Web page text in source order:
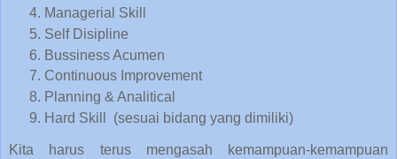
Managerial Skill
Self Disipline
Bussiness Acumen
Continuous Improvement
Planning & Analitical
Hard Skill (sesuai bidang yang dimiliki)
Kita harus terus mengasah kemampuan-kemampuan